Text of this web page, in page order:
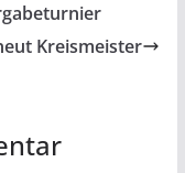
Kreismeister